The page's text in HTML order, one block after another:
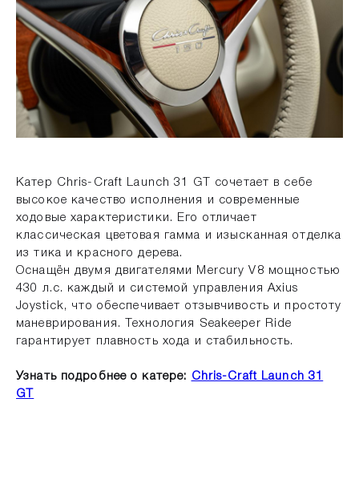
Катер Chris-Craft Launch 31 GT сочетает в себе
высокое качество исполнения и современные
ходовые характеристики. Его отличает
классическая цветовая гамма и изысканная отделка
из тика и красного дерева.
Оснащён двумя двигателями Mercury V8 мощностью
430 л.с. каждый и системой управления Axius
Joystick, что обеспечивает отзывчивость и простоту
маневрирования. Технология Seakeeper Ride
гарантирует плавность хода и стабильность.
Узнать подробнее о катере: Chris-Craft Launch 31
GT